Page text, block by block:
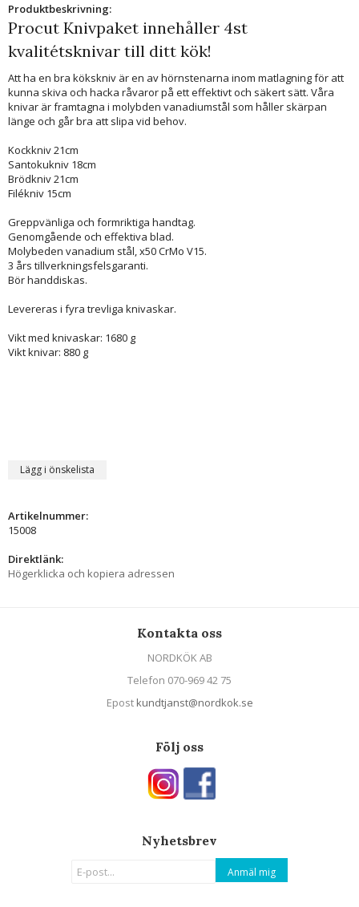
Produktbeskrivning:
Procut Knivpaket innehåller 4st
kvalitétsknivar till ditt kök!
Att ha en bra kökskniv är en av hörnstenarna inom matlagning för att
kunna skiva och hacka råvaror på ett effektivt och säkert sätt. Våra
knivar är framtagna i molybden vanadiumstål som håller skärpan
länge och går bra att slipa vid behov.
Kockkniv 21cm
Santokukniv 18cm
Brödkniv 21cm
Filékniv 15cm
Greppvänliga och formriktiga handtag.
Genomgående och effektiva blad.
Molybeden vanadium stål, x50 CrMo V15.
3 års tillverkningsfelsgaranti.
Bör handdiskas.
Levereras i fyra trevliga knivaskar.
Vikt med knivaskar: 1680 g
Vikt knivar: 880 g
Lägg i önskelista
Artikelnummer:
15008
Direktlänk:
Högerklicka och kopiera adressen
Kontakta oss
NORDKÖK AB
Telefon 070-969 42 75
Epost kundtjanst@nordkok.se
Följ oss
Nyhetsbrev
Anmäl mig